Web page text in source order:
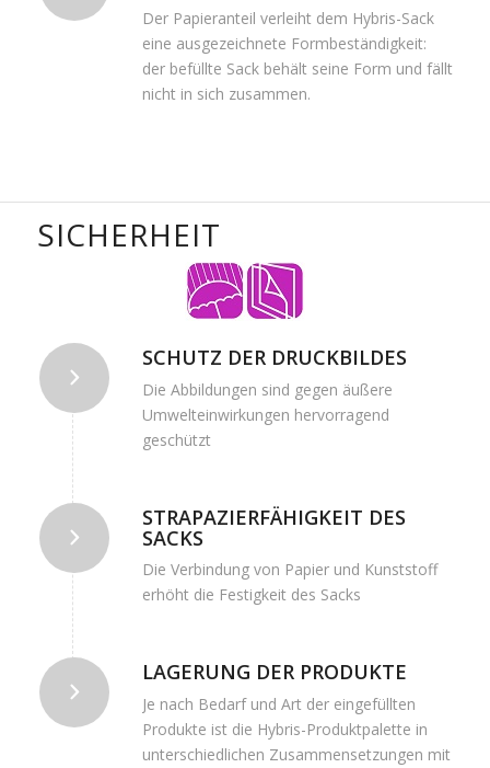
Der Papieranteil verleiht dem Hybris-Sack
eine ausgezeichnete Formbeständigkeit:
der befüllte Sack behält seine Form und fällt
nicht in sich zusammen.
SICHERHEIT
SCHUTZ DER DRUCKBILDES
Die Abbildungen sind gegen äußere
Umwelteinwirkungen hervorragend
geschützt
STRAPAZIERFÄHIGKEIT DES
SACKS
Die Verbindung von Papier und Kunststoff
erhöht die Festigkeit des Sacks
LAGERUNG DER PRODUKTE
Je nach Bedarf und Art der eingefüllten
Produkte ist die Hybris-Produktpalette in
unterschiedlichen Zusammensetzungen mit